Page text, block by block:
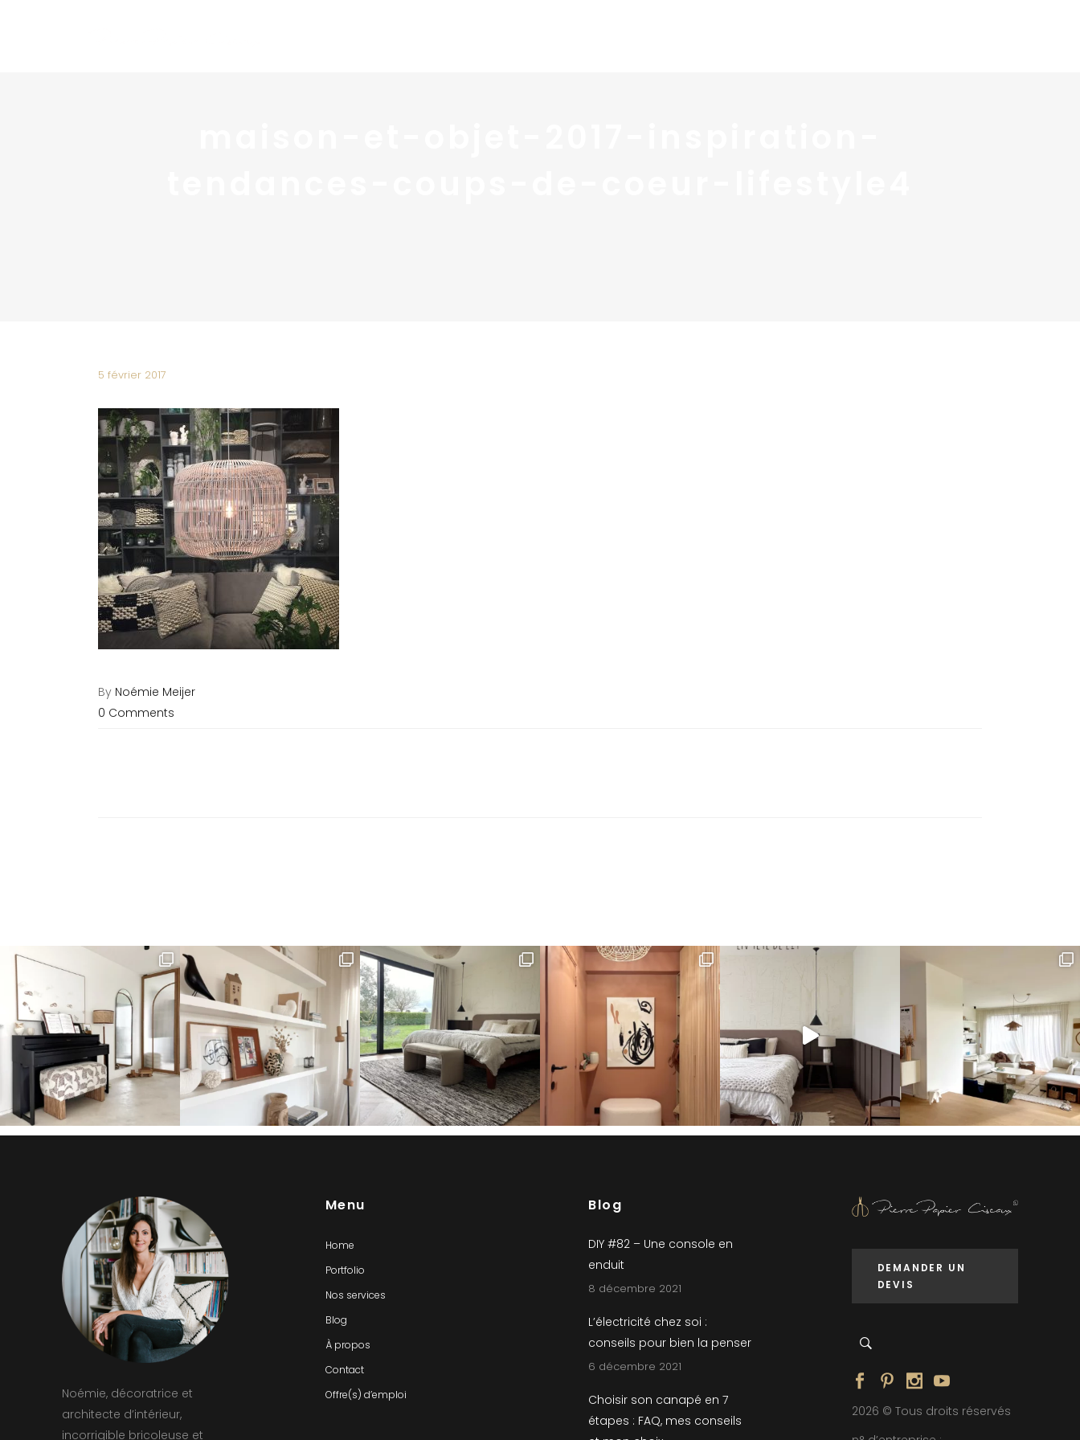
5 février 2017
By Noémie Meijer
0 Comments
Noémie, décoratrice et
architecte d’intérieur,
incorrigible bricoleuse et
Menu
Home
Portfolio
Nos services
Blog
À propos
Contact
Offre(s) d’emploi
Blog
DIY #82 – Une console en
enduit
8 décembre 2021
L’électricité chez soi :
conseils pour bien la penser
6 décembre 2021
Choisir son canapé en 7
étapes : FAQ, mes conseils
DEMANDER UN
DEVIS
2026 © Tous droits réservés